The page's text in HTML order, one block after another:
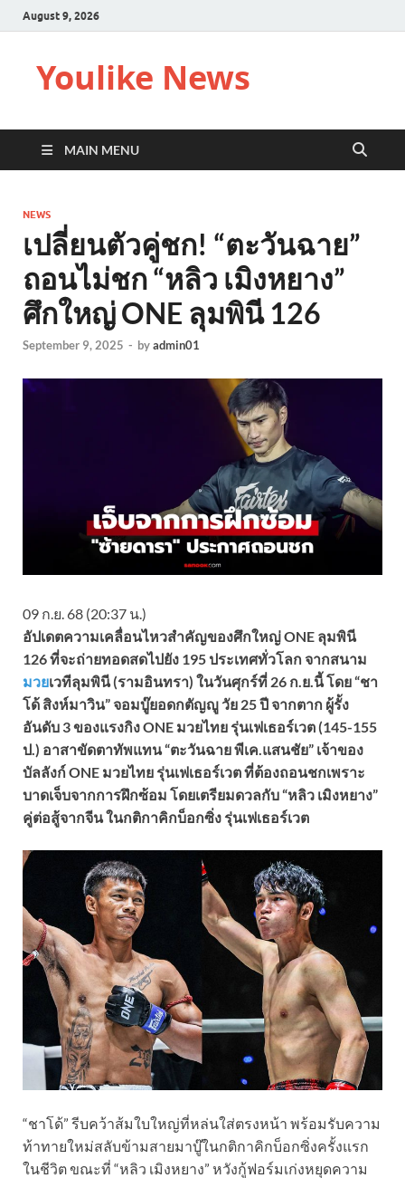
August 9, 2026
Youlike News
MAIN MENU
NEWS
เปลี่ยนตัวคู่ชก! “ตะวันฉาย”
ถอนไม่ชก “หลิว เมิงหยาง”
ศึกใหญ่ ONE ลุมพินี 126
September 9, 2025 - byadmin01
09 ก.ย. 68 (20:37 น.)
อัปเดตความเคลื่อนไหวสำคัญของศึกใหญ่ ONE ลุมพินี
126 ที่จะถ่ายทอดสดไปยัง 195 ประเทศทั่วโลก จากสนาม
มวยเวทีลุมพินี (รามอินทรา) ในวันศุกร์ที่ 26 ก.ย.นี้ โดย “ชา
โด้ สิงห์มาวิน” จอมบู๊ยอดกตัญญู วัย 25 ปี จากตาก ผู้รั้ง
อันดับ 3 ของแรงกิง ONE มวยไทย รุ่นเฟเธอร์เวต (145-155
ป.) อาสาขัดตาทัพแทน “ตะวันฉาย พีเค.แสนชัย” เจ้าของ
บัลลังก์ ONE มวยไทย รุ่นเฟเธอร์เวต ที่ต้องถอนชกเพราะ
บาดเจ็บจากการฝึกซ้อม โดยเตรียมดวลกับ “หลิว เมิงหยาง”
คู่ต่อสู้จากจีน ในกติกาคิกบ็อกซิ่ง รุ่นเฟเธอร์เวต
“ชาโด้” รีบคว้าส้มใบใหญ่ที่หล่นใส่ตรงหน้า พร้อมรับความ
ท้าทายใหม่สลับข้ามสายมาบู๊ในกติกาคิกบ็อกซิ่งครั้งแรก
ในชีวิต ขณะที่ “หลิว เมิงหยาง” หวังกู้ฟอร์มเก่งหยุดความ